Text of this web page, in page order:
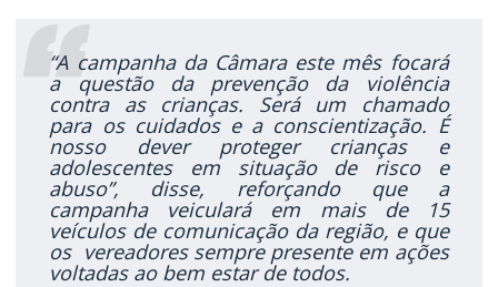
“A campanha da Câmara este mês focará
a questão da prevenção da violência
contra as crianças. Será um chamado
para os cuidados e a conscientização. É
nosso dever proteger crianças e
adolescentes em situação de risco e
abuso”, disse, reforçando que a
campanha veiculará em mais de 15
veículos de comunicação da região, e que
os vereadores sempre presente em ações
voltadas ao bem estar de todos.